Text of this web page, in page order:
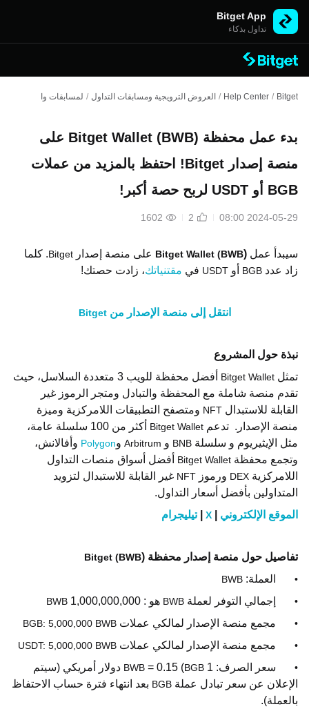
Bitget App
تداول بذكاء
Bitget
/
Help Center
/ العروض الترويجية ومسابقات التداول / لمسابقات والأحداث
بدء عمل محفظة Bitget Wallet (BWB) على
منصة إصدار Bitget! احتفظ بالمزيد من عملات
BGB أو USDT لربح حصة أكبر!
2024-05-29 08:00
2
1602
سيبدأ عمل Bitget Wallet (BWB) على منصة إصدار Bitget. كلما
زاد عدد BGB أو USDT في مقتنياتك، زادت حصتك!
انتقل إلى منصة الإصدار منBitget
نبذة حول المشروع
تمثل Bitget Wallet
أفضل محفظة للويب 3 متعددة السلاسل، حيث
تقدم منصة شاملة مع المحفظة والتبادل ومتجر الرموز غير
القابلة للاستبدال NFT ومتصفح التطبيقات اللامركزية وميزة
منصة الإصدار. تدعم Bitget Wallet
أكثر من 100 سلسلة عامة،
مثل الإيثيريوم و سلسلة BNB و Arbitrum وPolygon وأفالانش،
وتجمع محفظة Bitget Wallet أفضل أسواق منصات التداول
اللامركزية DEX ورموز NFT غير القابلة للاستبدال لتزويد
المتداولين بأفضل أسعار التداول.
الموقع الإلكتروني
X تيليجرام
تفاصيل حول منصة إصدار محفظة Bitget (BWB)
• العملة: BWB
•
إجمالي التوفر لعملة BWB هو : 1,000,000,000
BWB
•
مجمع منصة الإصدار لمالكي عملات BGB: 5,000,000 BWB
•
مجمع منصة الإصدار لمالكي عملات USDT: 5,000,000 BWB
•
سعر الصرف: 1 BWB = 0.15 (BGB
دولار أمريكي (سيتم
الإعلان عن سعر تبادل عملة BGB بعد انتهاء فترة حساب الاحتفاظ
بالعملة).